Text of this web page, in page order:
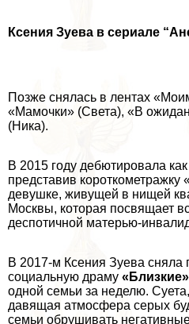
Ксения Зуева в сериале
Позже снялась в лентах
«Мамочки» (Света), «В
(Ника).
В 2015 году дебютировала
представив
дeвyшке, живущей в нищей
Москвы, которая посвящает
деспотичной матерью-
В 2017-м Ксения Зуева
социальную драму «Близкие»
одной семьи за неделю.
давящая атмосфера серых
семьи обрушивать